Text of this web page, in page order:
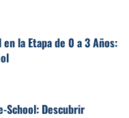
la Etapa de 0 a 3 Años:
School: Descubrir